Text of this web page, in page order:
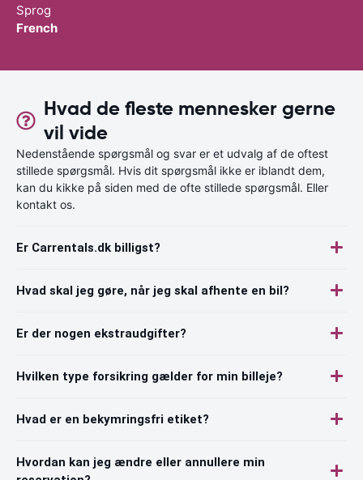
Sprog
French
Hvad de fleste mennesker gerne
vil vide
Nedenstående spørgsmål og svar er et udvalg af de oftest
stillede spørgsmål. Hvis dit spørgsmål ikke er iblandt dem,
kan du kikke på siden med de ofte stillede spørgsmål. Eller
kontakt os.
Er Carrentals.dk billigst?
Hvad skal jeg gøre, når jeg skal afhente en bil?
Er der nogen ekstraudgifter?
Hvilken type forsikring gælder for min billeje?
Hvad er en bekymringsfri etiket?
Hvordan kan jeg ændre eller annullere min